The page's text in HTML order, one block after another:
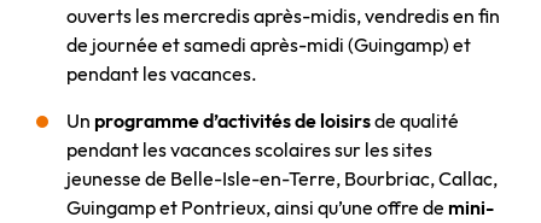
ouverts les mercredis après-midis, vendredis en fin
de journée et samedi après-midi (Guingamp) et
pendant les vacances.
Un programme d’activités de loisirsde qualité
pendant les vacances scolaires sur les sites
jeunesse de Belle-Isle-en-Terre, Bourbriac, Callac,
Guingamp et Pontrieux, ainsi qu’une offre de mini-